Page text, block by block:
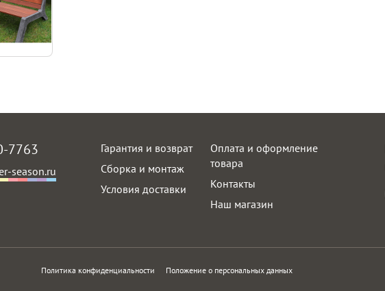
7763
season.ru
Гарантия и возврат
Сборка и монтаж
Условия доставки
Оплата и оформление
товара
Контакты
Наш магазин
Политика конфиденциальности Положение о персональных данных